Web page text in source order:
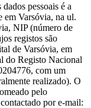
pessoais é a
Varsóvia, na ul.
NIP (número de
registos são
de Varsóvia, em
do Registo Nacional
com um
realizado). O
pelo
por e-mail: